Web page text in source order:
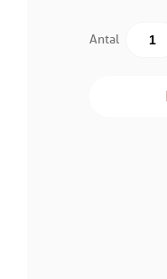
Antal